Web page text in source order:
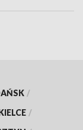
/
/